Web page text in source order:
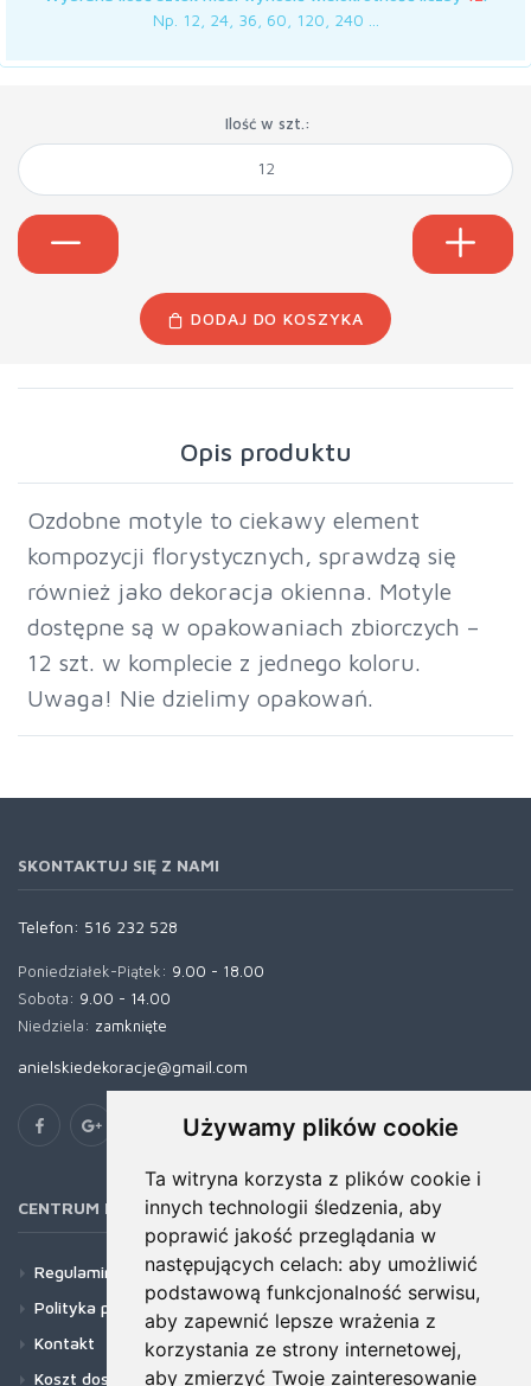
Używamy plików cookie
Ta witryna korzysta z plików cookie i
innych technologii śledzenia, aby
poprawić jakość przeglądania w
następujących celach: aby umożliwić
podstawową funkcjonalność serwisu,
aby zapewnić lepsze wrażenia z
korzystania ze strony internetowej,
aby zmierzyć Twoje zainteresowanie
Np. 12, 24, 36, 60, 120, 240 ...
Ilość w szt.:
DODAJ DO KOSZYKA
Opis produktu
Ozdobne motyle to ciekawy element
kompozycji florystycznych, sprawdzą się
również jako dekoracja okienna. Motyle
dostępne są w opakowaniach zbiorczych –
12 szt. w komplecie z jednego koloru.
Uwaga! Nie dzielimy opakowań.
SKONTAKTUJ SIĘ Z NAMI
Telefon: 516 232 528
Poniedziałek-Piątek: 9.00 - 18.00
Sobota: 9.00 - 14.00
Niedziela: zamknięte
anielskiedekoracje@gmail.com
CENTRUM POMOCY
Regulamin
Polityka prywatności
Kontakt
Koszt dostawy